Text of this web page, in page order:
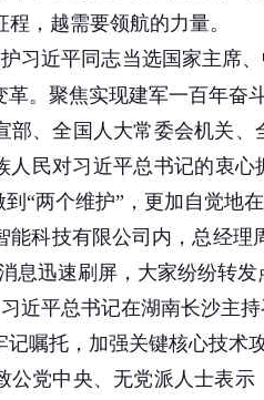
程，越需要领航的力量。
习近平同志当选国家主席
革。聚焦实现建军一百年奋
部、全国人大常委会机关
人民对习近平总书记的衷
到“两个维护”，更加自觉地
能科技有限公司内，总经
息迅速刷屏，大家纷纷转
近平总书记在湖南长沙主
记嘱托，加强关键核心技术
公党中央、无党派人士表